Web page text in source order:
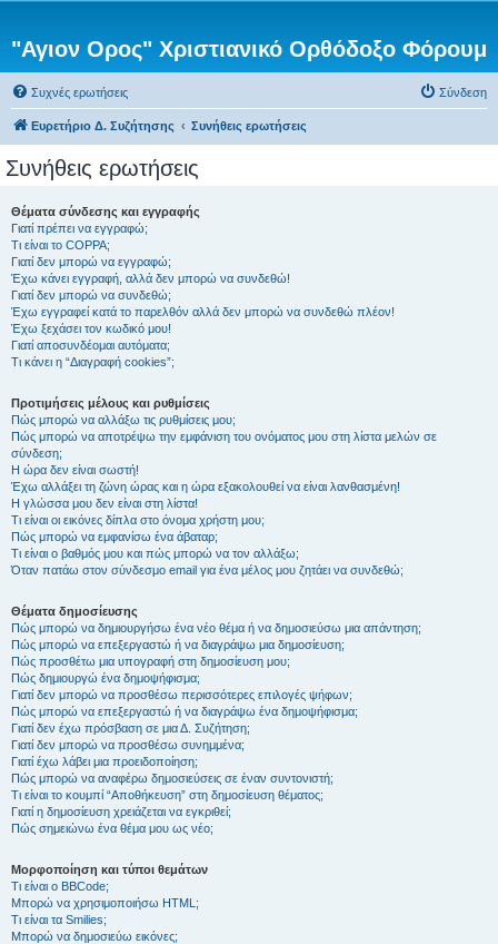
"Αγιον Ορος" Χριστιανικό Ορθόδοξο Φόρουμ
Συχνές ερωτήσεις Σύνδεση
Ευρετήριο Δ. Συζήτησης Συνήθεις ερωτήσεις
Συνήθεις ερωτήσεις
Θέματα σύνδεσης και εγγραφής
Γιατί πρέπει να εγγραφώ;
Τι είναι το COPPA;
Γιατί δεν μπορώ να εγγραφώ;
Έχω κάνει εγγραφή, αλλά δεν μπορώ να συνδεθώ!
Γιατί δεν μπορώ να συνδεθώ;
Έχω εγγραφεί κατά το παρελθόν αλλά δεν μπορώ να συνδεθώ πλέον!
Έχω ξεχάσει τον κωδικό μου!
Γιατί αποσυνδέομαι αυτόματα;
Τι κάνει η “Διαγραφή cookies”;
Προτιμήσεις μέλους και ρυθμίσεις
Πώς μπορώ να αλλάξω τις ρυθμίσεις μου;
Πώς μπορώ να αποτρέψω την εμφάνιση του ονόματος μου στη λίστα μελών σε
σύνδεση;
Η ώρα δεν είναι σωστή!
Έχω αλλάξει τη ζώνη ώρας και η ώρα εξακολουθεί να είναι λανθασμένη!
Η γλώσσα μου δεν είναι στη λίστα!
Τι είναι οι εικόνες δίπλα στο όνομα χρήστη μου;
Πώς μπορώ να εμφανίσω ένα άβαταρ;
Τι είναι ο βαθμός μου και πώς μπορώ να τον αλλάξω;
Όταν πατάω στον σύνδεσμο email για ένα μέλος μου ζητάει να συνδεθώ;
Θέματα δημοσίευσης
Πώς μπορώ να δημιουργήσω ένα νέο θέμα ή να δημοσιεύσω μια απάντηση;
Πώς μπορώ να επεξεργαστώ ή να διαγράψω μια δημοσίευση;
Πώς προσθέτω μια υπογραφή στη δημοσίευση μου;
Πώς δημιουργώ ένα δημοψήφισμα;
Γιατί δεν μπορώ να προσθέσω περισσότερες επιλογές ψήφων;
Πώς μπορώ να επεξεργαστώ ή να διαγράψω ένα δημοψήφισμα;
Γιατί δεν έχω πρόσβαση σε μια Δ. Συζήτηση;
Γιατί δεν μπορώ να προσθέσω συνημμένα;
Γιατί έχω λάβει μια προειδοποίηση;
Πώς μπορώ να αναφέρω δημοσιεύσεις σε έναν συντονιστή;
Τι είναι το κουμπί “Αποθήκευση” στη δημοσίευση θέματος;
Γιατί η δημοσίευση χρειάζεται να εγκριθεί;
Πώς σημειώνω ένα θέμα μου ως νέο;
Μορφοποίηση και τύποι θεμάτων
Τι είναι ο BBCode;
Μπορώ να χρησιμοποιήσω HTML;
Τι είναι τα Smilies;
Μπορώ να δημοσιεύω εικόνες;